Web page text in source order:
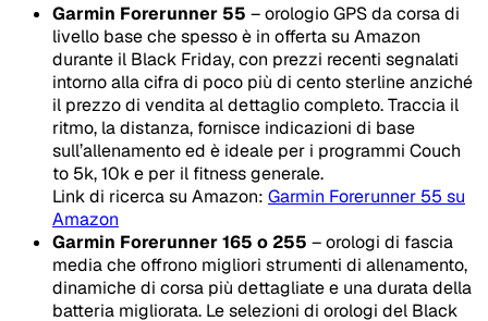
Garmin Forerunner 55 – orologio GPS da corsa di
livello base che spesso è in offerta su Amazon
durante il Black Friday, con prezzi recenti segnalati
intorno alla cifra di poco più di cento sterline anziché
il prezzo di vendita al dettaglio completo. Traccia il
ritmo, la distanza, fornisce indicazioni di base
sull’allenamento ed è ideale per i programmi Couch
to 5k, 10k e per il fitness generale.
Link di ricerca su Amazon: Garmin Forerunner 55 su
Amazon
Garmin Forerunner 165 o 255 – orologi di fascia
media che offrono migliori strumenti di allenamento,
dinamiche di corsa più dettagliate e una durata della
batteria migliorata. Le selezioni di orologi del Black